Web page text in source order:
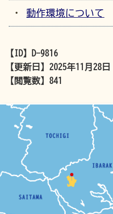
動作環境について
【ID】
D-9816
【更新日】 2025年11月28日
【閲覧数】 841